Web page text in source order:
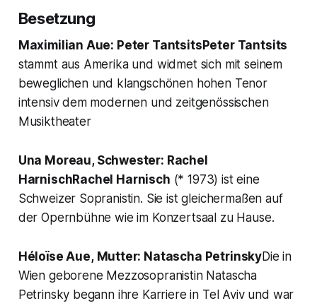
Besetzung
Maximilian Aue: Peter TantsitsPeter Tantsits
stammt aus Amerika und widmet sich mit seinem
beweglichen und klangschönen hohen Tenor
intensiv dem modernen und zeitgenössischen
Musiktheater
Una Moreau, Schwester: Rachel
HarnischRachel Harnisch (* 1973) ist eine
Schweizer Sopranistin. Sie ist gleichermaßen auf
der Opernbühne wie im Konzertsaal zu Hause.
Héloïse Aue,Mutter: Natascha PetrinskyDie in
Wien geborene Mezzosopranistin Natascha
Petrinsky begann ihre Karriere in Tel Aviv und war